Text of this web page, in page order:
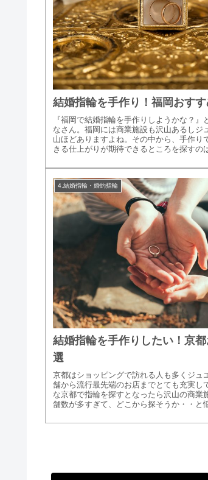
結婚指輪を手作り！福岡おす
『福岡で結婚指輪を手作りしようかな？』
なさん。福岡には商業施設も沢山あるしジ
山ほどありますよね。その中から、手作り
きる仕上がりが期待できるところを探すの
4.結婚指輪・婚約指輪
結婚指輪を手作りしたい！京
選
京都はショッピングで訪れる人も多くジュ
舗から流行最先端のお店までとても充実し
な京都で指輪を探すとなったら沢山の商業
舗数が多すぎて、どこから探そうか・・と